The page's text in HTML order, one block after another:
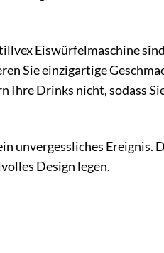
Eiswürfelmaschine
Sie einzigartige
Ihre Drinks nicht, sodass
unvergessliches Ereignis.
Design legen.